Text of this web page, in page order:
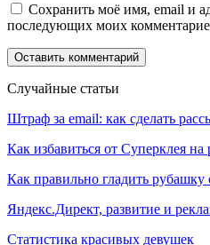
Сохранить моё имя, email и
последующих моих
Случайные статьи
Штраф за email: как сделать
Как избавиться от Суперклея на
Как правильно гладить
Яндекс.Директ, развитие и
Статистика красивых девушек